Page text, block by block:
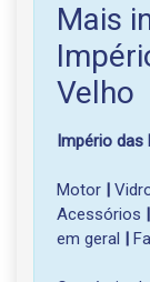
Mais
Velho
Império
Motor
Acessórios
em geral